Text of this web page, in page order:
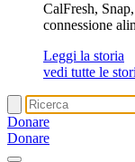
CalFresh,
connessione
Leggi la storia
vedi tutte le
Donare
Donare